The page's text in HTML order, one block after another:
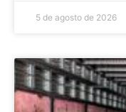
5 de agosto de 2026